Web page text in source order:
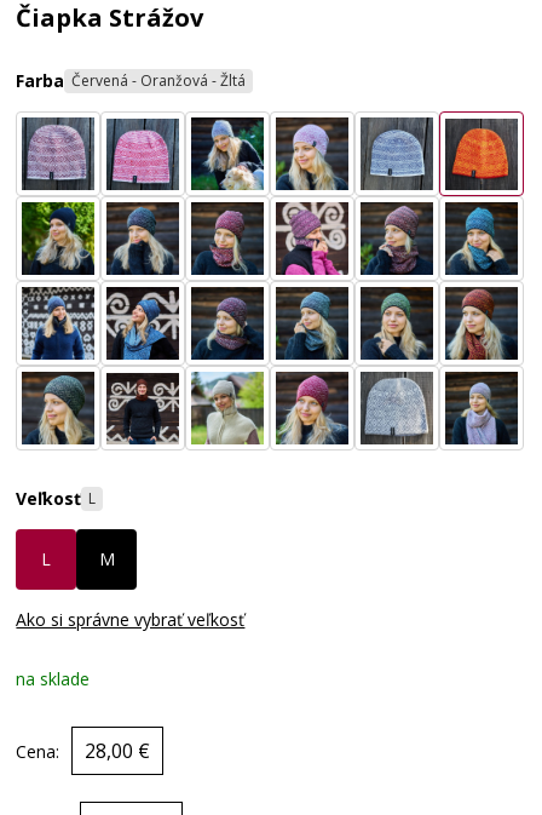
Čiapka Strážov
Farba Červená - Oranžová - Žltá
Veľkosť L
L M
Ako si správne vybrať veľkosť
na sklade
Cena: 28,00 €